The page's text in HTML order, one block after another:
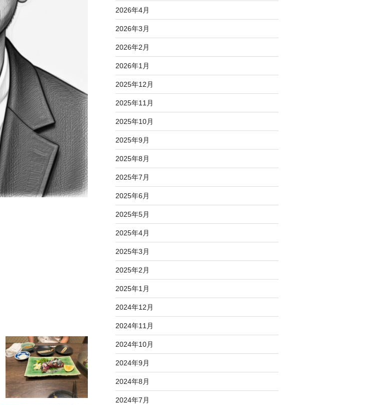
2026年4月
2026年3月
2026年2月
2026年1月
2025年12月
2025年11月
2025年10月
2025年9月
2025年8月
2025年7月
2025年6月
2025年5月
2025年4月
2025年3月
2025年2月
2025年1月
2024年12月
2024年11月
2024年10月
2024年9月
2024年8月
2024年7月